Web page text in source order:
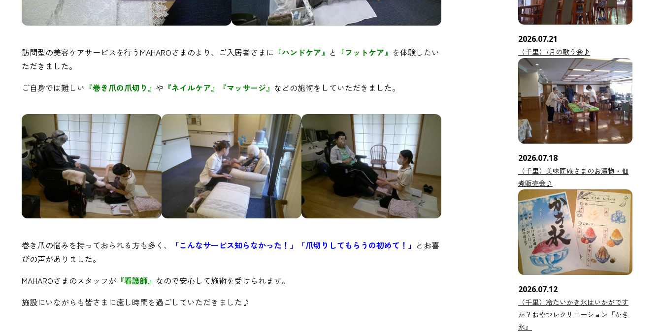
訪問型の美容ケアサービスを行うMAHAROさまのより、ご入居者さまに 『ハンドケア』 と 『フットケア』 を体験したい
ただきました。
ご自身では難しい 『巻き爪の爪切り』 や 『ネイルケア』『マッサージ』 などの施術をしていただきました。
巻き爪の悩みを持っておられる方も多く、 「こんなサービス知らなかった！」「爪切りしてもらうの初めて！」 とお喜
びの声がありました。
MAHAROさまのスタッフが 『看護師』 なので安心して施術を受けられます。
施設にいながらも皆さまに癒し時間を過ごしていただきました♪
2026.07.21
（千里）7月の歌う会♪
2026.07.18
（千里）美味匠庵さまのお漬物・佃
煮販売会♪
2026.07.12
（千里）冷たいかき氷はいかがです
か？おやつレクリエーション『かき
氷』